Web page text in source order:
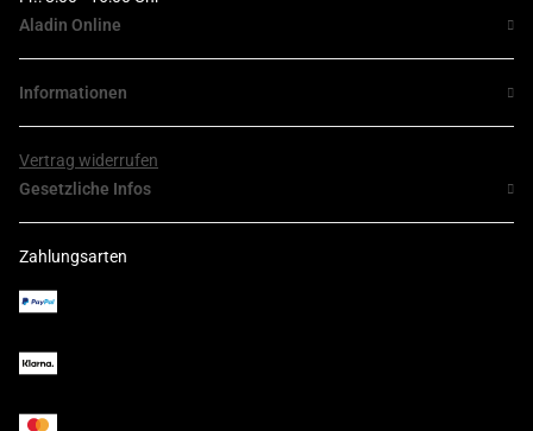
Aladin Online
Informationen
Vertrag widerrufen
Gesetzliche Infos
Zahlungsarten